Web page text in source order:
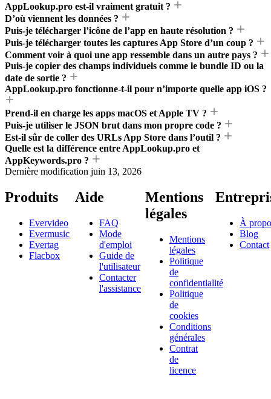
AppLookup.pro est-il vraiment gratuit ?
D’où viennent les données ?
Puis-je télécharger l’icône de l’app en haute résolution ?
Puis-je télécharger toutes les captures App Store d’un coup ?
Comment voir à quoi une app ressemble dans un autre pays ?
Puis-je copier des champs individuels comme le bundle ID ou la
date de sortie ?
AppLookup.pro fonctionne-t-il pour n’importe quelle app iOS ?
Prend-il en charge les apps macOS et Apple TV ?
Puis-je utiliser le JSON brut dans mon propre code ?
Est-il sûr de coller des URLs App Store dans l’outil ?
Quelle est la différence entre AppLookup.pro et
AppKeywords.pro ?
Dernière modification juin 13, 2026
Produits
Evervideo
Evermusic
Evertag
Flacbox
Aide
FAQ
Mode
d'emploi
Guide de
l'utilisateur
Contacter
l'assistance
Mentions
légales
Mentions
légales
Politique
de
confidentialité
Politique
de
cookies
Conditions
générales
Contrat
de
licence
À
Blog
Contact